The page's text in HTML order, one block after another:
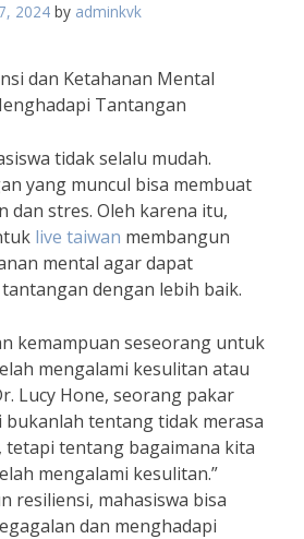
2024 by adminkvk
dan Ketahanan Mental
Tantangan
tidak selalu mudah.
yang muncul bisa membuat
dan stres. Oleh karena itu,
live taiwan membangun
mental agar dapat
dengan lebih baik.
kemampuan seseorang untuk
mengalami kesulitan atau
Lucy Hone, seorang pakar
bukanlah tentang tidak merasa
tentang bagaimana kita
mengalami kesulitan.”
resiliensi, mahasiswa bisa
dan menghadapi